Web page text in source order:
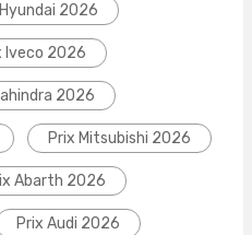
2026
Iveco 2026
2026
Prix Mitsubishi 2026
Abarth 2026
Prix Audi 2026